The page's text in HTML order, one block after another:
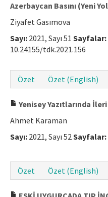
Azerbaycan Basını (Yeni
Ziyafet Gasımova
Sayı: 2021, Sayı 51 Sayfalar:
10.24155/tdk.2021.156
Özet
Özet (English)
Yenisey Yazıtlarında
Ahmet Karaman
Sayı: 2021, Sayı 52 Sayfalar:
Özet
Özet (English)